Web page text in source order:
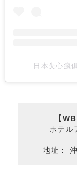
日本失心瘋
【
ホテル
地址：